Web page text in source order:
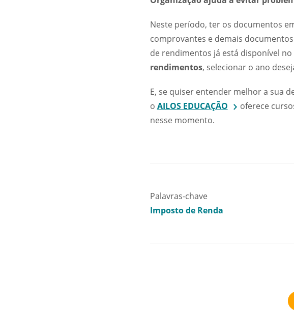
Neste período, ter os documentos
comprovantes e demais
de rendimentos já está disponível no
rendimentos, selecionar o ano
E, se quiser entender melhor a sua
o AILOS EDUCAÇÃO
oferece
nesse momento.
Palavras-chave
Imposto de Renda